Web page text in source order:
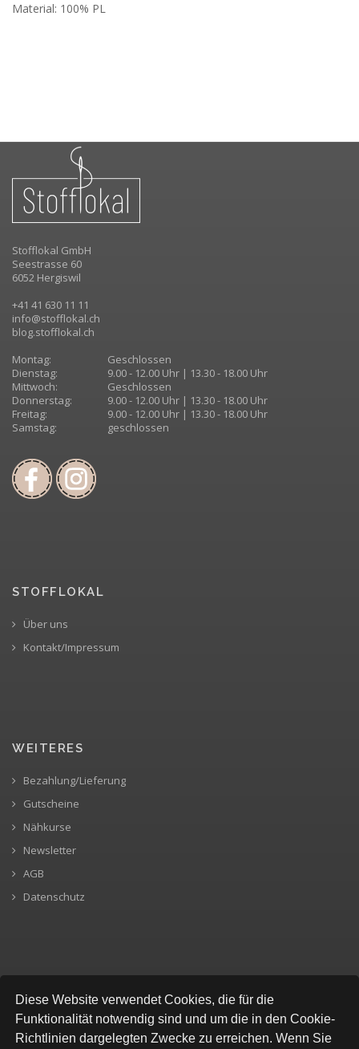
Diese Website verwendet Cookies, die für die
Funktionalität notwendig sind und um die in den Cookie-
Richtlinien dargelegten Zwecke zu erreichen. Wenn Sie
Material: 100% PL
Stofflokal GmbH
Seestrasse 60
6052 Hergiswil
+41 41 630 11 11
info@stofflokal.ch
blog.stofflokal.ch
Montag:
Geschlossen
Dienstag:
9.00 - 12.00 Uhr | 13.30 - 18.00 Uhr
Mittwoch:
Geschlossen
Donnerstag:
9.00 - 12.00 Uhr | 13.30 - 18.00 Uhr
Freitag:
9.00 - 12.00 Uhr | 13.30 - 18.00 Uhr
Samstag:
geschlossen
STOFFLOKAL
Über uns
Kontakt/Impressum
WEITERES
Bezahlung/Lieferung
Gutscheine
Nähkurse
Newsletter
AGB
Datenschutz
SICHERE BEZAHLUNG